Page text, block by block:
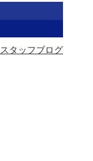
スタッフブログ